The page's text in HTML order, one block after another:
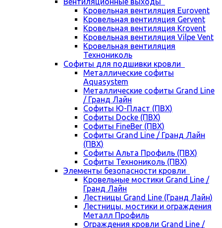
Кровельная вентиляция Eurovent
Кровельная вентиляция Gervent
Кровельная вентиляция Krovent
Кровельная вентиляция Vilpe Vent
Кровельная вентиляция
Технониколь
Cофиты для подшивки кровли
Металлические софиты
Aquasystem
Металлические софиты Grand Line
/ Гранд Лайн
Софиты Ю-Пласт (ПВХ)
Софиты Docke (ПВХ)
Софиты FineBer (ПВХ)
Софиты Grand Line / Гранд Лайн
(ПВХ)
Софиты Альта Профиль (ПВХ)
Софиты Технониколь (ПВХ)
Элементы безопасности кровли
Кровельные мостики Grand Line /
Гранд Лайн
Лестницы Grand Line (Гранд Лайн)
Лестницы, мостики и ограждения
Металл Профиль
Ограждения кровли Grand Line /